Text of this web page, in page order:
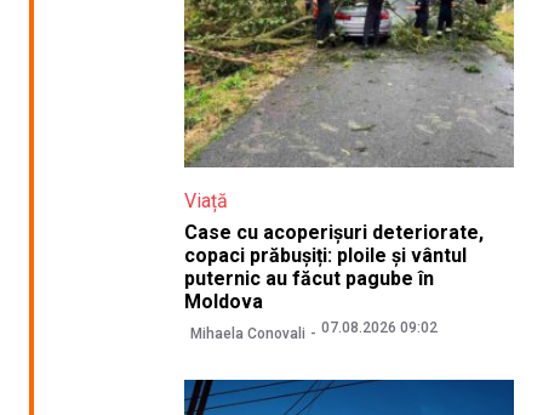
Viață
Case cu acoperișuri deteriorate,
copaci prăbușiți: ploile și vântul
puternic au făcut pagube în
Moldova
Mihaela Conovali 07.08.2026 09:02